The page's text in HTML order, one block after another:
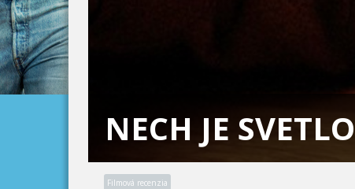
NECH JE SVETLO
Filmová recenzia